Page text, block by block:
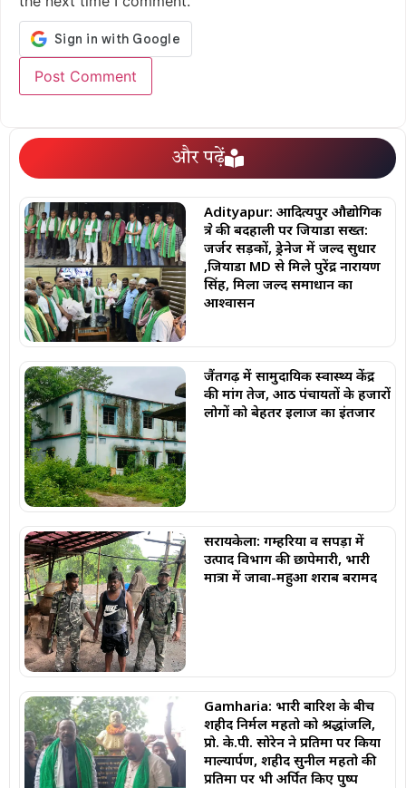
और पढ़ें
Adityapur: आदित्यपुर औद्योगिक
क्षेत्र की बदहाली पर जियाडा सख्त:
जर्जर सड़कों, ड्रेनेज में जल्द सुधार
,जियाडा MD से मिले पुरेंद्र नारायण
सिंह, मिला जल्द समाधान का
आश्वासन
जैंतगढ़ में सामुदायिक स्वास्थ्य केंद्र
की मांग तेज, आठ पंचायतों के हजारों
लोगों को बेहतर इलाज का इंतजार
सरायकेला: गम्हरिया व सपड़ा में
उत्पाद विभाग की छापेमारी, भारी
मात्रा में जावा-महुआ शराब बरामद
Gamharia: भारी बारिश के बीच
शहीद निर्मल महतो को श्रद्धांजलि,
प्रो. के.पी. सोरेन ने प्रतिमा पर किया
माल्यार्पण, शहीद सुनील महतो की
प्रतिमा पर भी अर्पित किए पुष्प